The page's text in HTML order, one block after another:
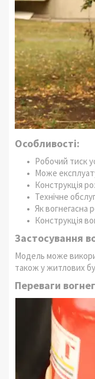
Особливості:
Робочий тиск
Може
Конструкція
Технічне
Як вогнегасна
Конструкція
Застосування
Модель може
також у житлових
Переваги